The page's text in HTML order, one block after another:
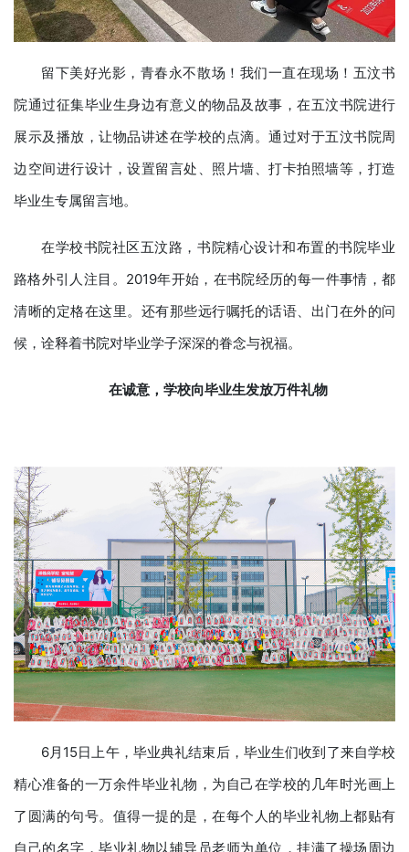
留下美好光影，青春永不散场！我们一直在现场！五汶书
院通过征集毕业生身边有意义的物品及故事，在五汶书院进行
展示及播放，让物品讲述在学校的点滴。通过对于五汶书院周
边空间进行设计，设置留言处、照片墙、打卡拍照墙等，打造
毕业生专属留言地。
在学校书院社区五汶路，书院精心设计和布置的书院毕业
路格外引人注目。2019年开始，在书院经历的每一件事情，都
清晰的定格在这里。还有那些远行嘱托的话语、出门在外的问
候，诠释着书院对毕业学子深深的眷念与祝福。
在诚意， 学校向毕业生发放万件礼物
6月15日上午，毕业典礼结束后，毕业生们收到了来自学校
精心准备的一万余件毕业礼物，为自己在学校的几年时光画上
了圆满的句号。值得一提的是，在每个人的毕业礼物上都贴有
自己的名字，毕业礼物以辅导员老师为单位，挂满了操场周边